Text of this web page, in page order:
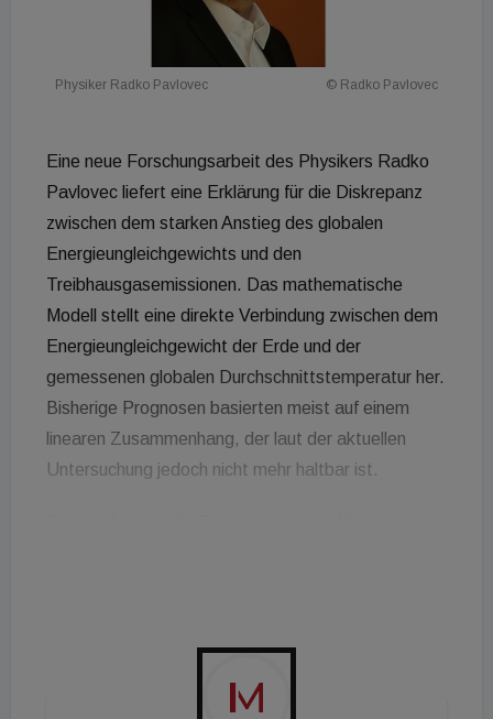
Physiker Radko Pavlovec © Radko Pavlovec
Eine neue Forschungsarbeit des Physikers Radko
Pavlovec liefert eine Erklärung für die Diskrepanz
zwischen dem starken Anstieg des globalen
Energieungleichgewichts und den
Treibhausgasemissionen. Das mathematische
Modell stellt eine direkte Verbindung zwischen dem
Energieungleichgewicht der Erde und der
gemessenen globalen Durchschnittstemperatur her.
Bisherige Prognosen basierten meist auf einem
linearen Zusammenhang, der laut der aktuellen
Untersuchung jedoch nicht mehr haltbar ist.
Jahr 2000 zum Haupttreiber der globalen
kritische Grenze von zwei Grad Celsius